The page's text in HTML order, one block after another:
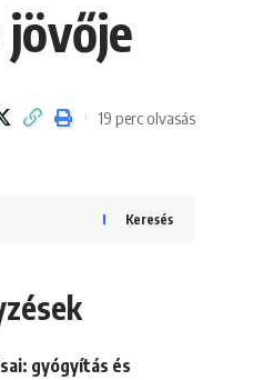
19 perc olvasás
Keresés
gyógyítás és